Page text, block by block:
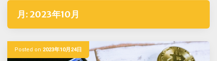
月: 2023年10月
Posted on 2023年10月24日